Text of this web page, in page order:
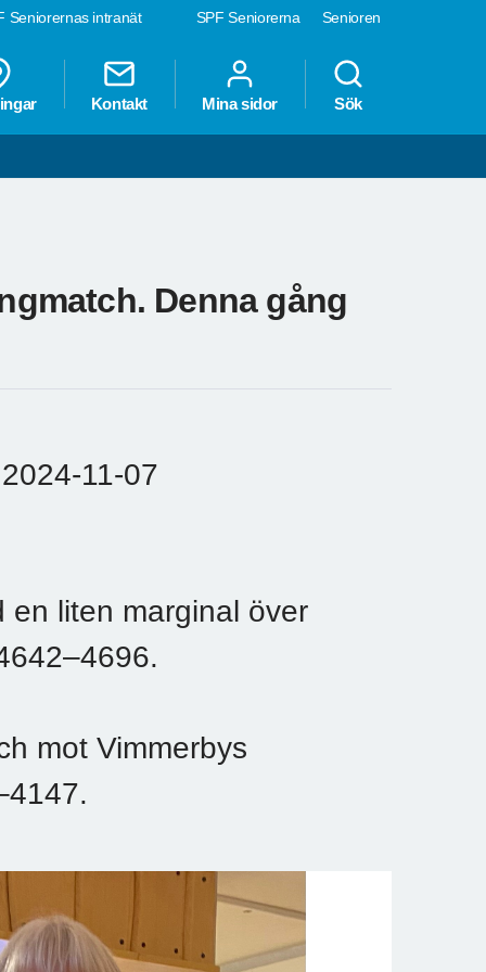
SPF Seniorerna Senioren
Seniorernas intranät
Kontakt Mina sidor Sök
Denna gång
11-07
en liten marginal över
mot Vimmerbys